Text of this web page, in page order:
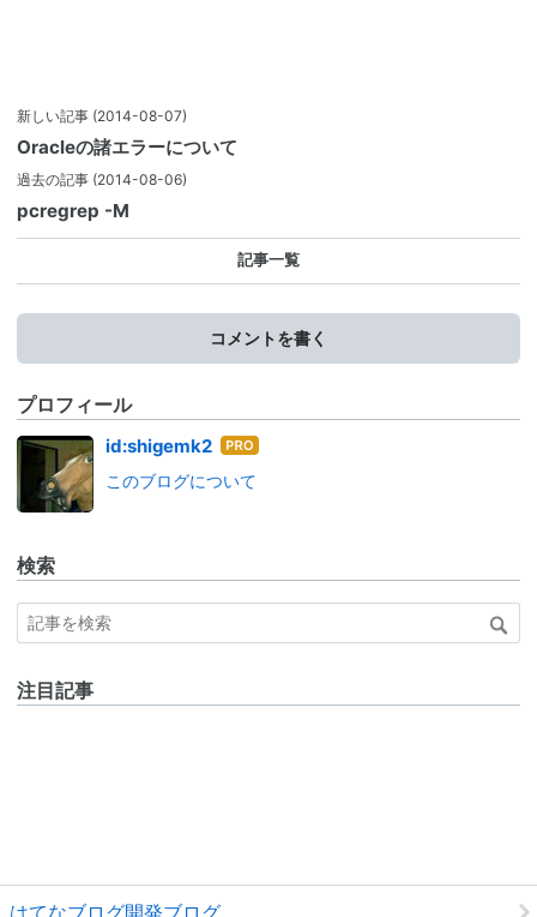
新しい記事 (2014-08-07)
Oracleの諸エラーについて
過去の記事 (2014-08-06)
pcregrep -M
記事一覧
コメントを書く
プロフィール
id:shigemk2 はて
ログ
このブログについて
検索
注目記事
はてなブログ開発ブログ